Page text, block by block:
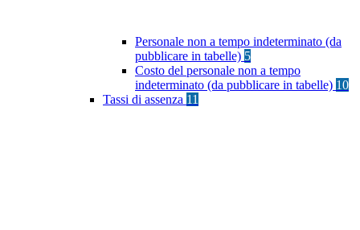
Personale non a tempo indeterminato (da
pubblicare in tabelle) 5
Costo del personale non a tempo
indeterminato (da pubblicare in tabelle) 10
Tassi di assenza 11